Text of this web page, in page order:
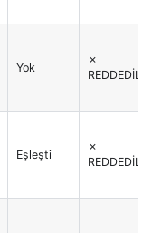
Yok
✗
REDDEDİLİR
Eşleşti
✗
REDDEDİLİR